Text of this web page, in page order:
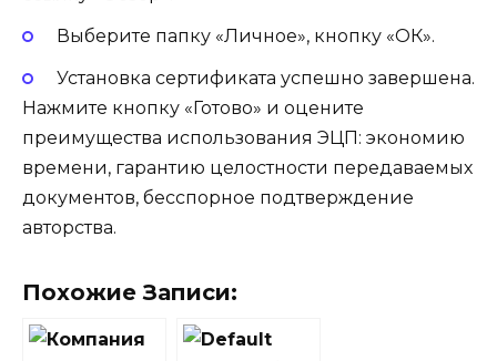
Выберите папку «Личное», кнопку «ОК».
Установка сертификата успешно завершена.
Нажмите кнопку «Готово» и оцените
преимущества использования ЭЦП: экономию
времени, гарантию целостности передаваемых
документов, бесспорное подтверждение
авторства.
Похожие Записи: